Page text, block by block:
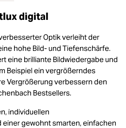
digital
Optik verleiht der
hohe Bild- und Tiefenschärfe.
eine brilliante Bildwiedergabe und
Beispiel ein vergrößerndes
Vergrößerung verbessern den
Bestsellers.
individuellen
gewohnt smarten, einfachen